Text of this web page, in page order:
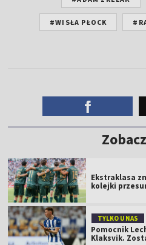
#WISŁA PŁOCK
Ekstraklasa
kolejki
TYLKO U NAS
Pomocnik
Klaksvik.